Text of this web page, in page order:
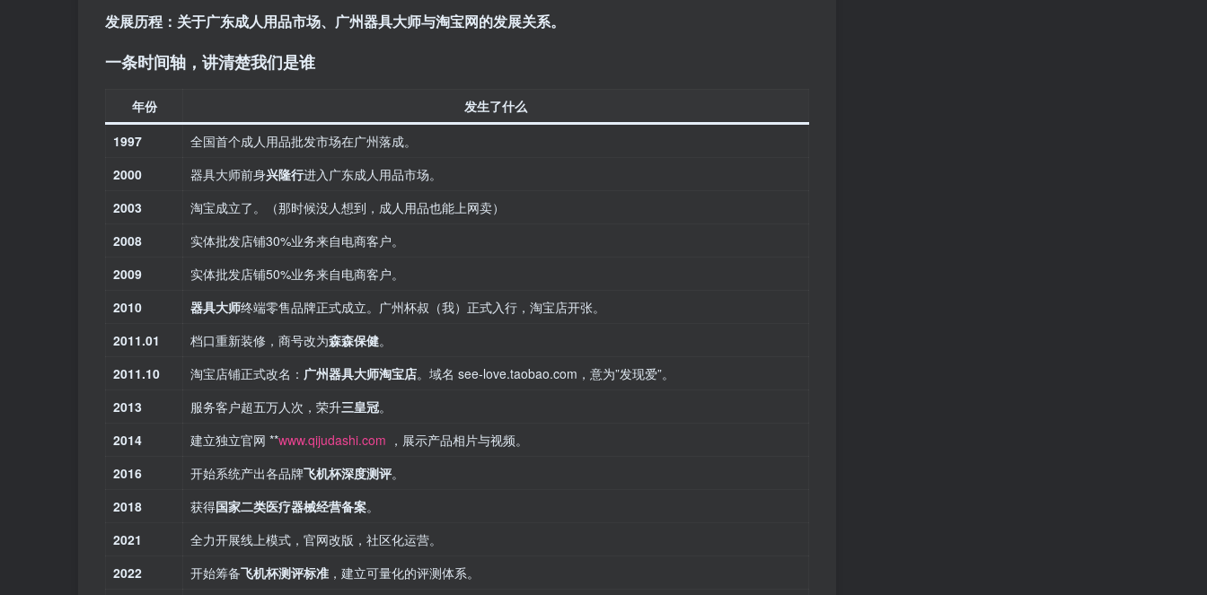
发展历程：关于广东成人用品市场、广州器具大师与淘宝网的发展关系。
一条时间轴，讲清楚我们是谁
年份
发生了什么
1997
全国首个成人用品批发市场在广州落成。
2000
器具大师前身兴隆行进入广东成人用品市场。
2003
淘宝成立了。（那时候没人想到，成人用品也能上网卖）
2008
实体批发店铺30%业务来自电商客户。
2009
实体批发店铺50%业务来自电商客户。
2010
器具大师终端零售品牌正式成立。广州杯叔（我）正式入行，淘宝店开张。
2011.01
档口重新装修，商号改为森森保健。
2011.10
淘宝店铺正式改名： 广州器具大师淘宝店。域名 see-love.taobao.com，意为”发现爱”。
2013
服务客户超五万人次，荣升三皇冠。
2014
建立独立官网 **www.qijudashi.com ，展示产品相片与视频。
2016
开始系统产出各品牌飞机杯深度测评。
2018
获得国家二类医疗器械经营备案。
2021
全力开展线上模式，官网改版，社区化运营。
2022
开始筹备飞机杯测评标准 ，建立可量化的评测体系。